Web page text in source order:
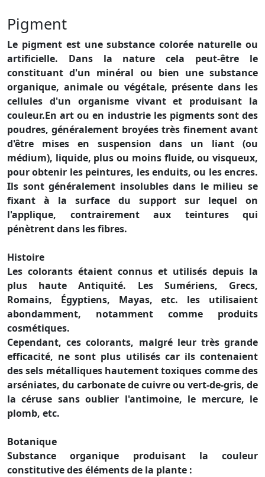
Pigment
Le pigment est une substance colorée naturelle ou
artificielle. Dans la nature cela peut-être le
constituant d'un minéral ou bien une substance
organique, animale ou végétale, présente dans les
cellules d'un organisme vivant et produisant la
couleur.En art ou en industrie les pigments sont des
poudres, généralement broyées très finement avant
d'être mises en suspension dans un liant (ou
médium), liquide, plus ou moins fluide, ou visqueux,
pour obtenir les peintures, les enduits, ou les encres.
Ils sont généralement insolubles dans le milieu se
fixant à la surface du support sur lequel on
l'applique, contrairement aux teintures qui
pénètrent dans les fibres.
Histoire
Les colorants étaient connus et utilisés depuis la
plus haute Antiquité. Les Sumériens, Grecs,
Romains, Égyptiens, Mayas, etc. les utilisaient
abondamment, notamment comme produits
cosmétiques.
Cependant, ces colorants, malgré leur très grande
efficacité, ne sont plus utilisés car ils contenaient
des sels métalliques hautement toxiques comme des
arséniates, du carbonate de cuivre ou vert-de-gris, de
la céruse sans oublier l'antimoine, le mercure, le
plomb, etc.
Botanique
Substance organique produisant la couleur
constitutive des éléments de la plante :